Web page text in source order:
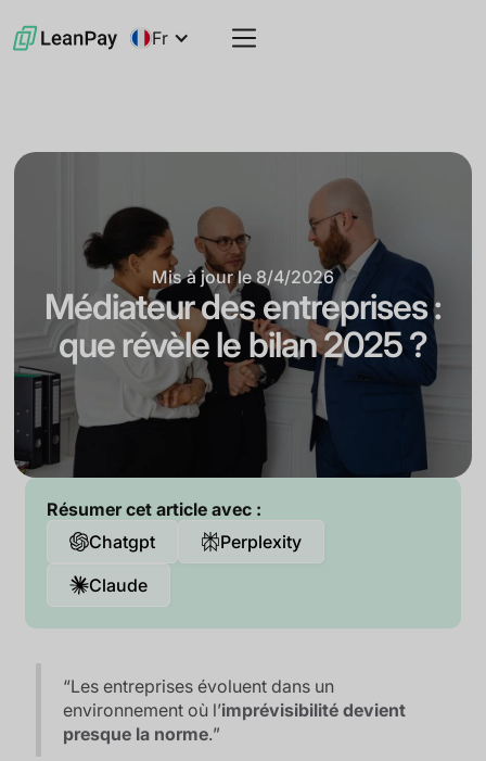
Fr
Mis à jour le 8/4/2026
Médiateur des entreprises :
que révèle le bilan 2025 ?
Résumer cet article avec :
Chatgpt
Perplexity
Claude
“Les entreprises évoluent dans un
environnement où l’imprévisibilité devient
presque la norme.”